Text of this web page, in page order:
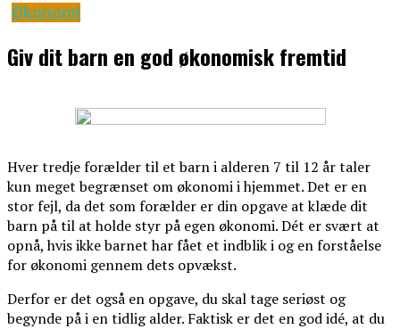
Økonomi
Giv dit barn en god økonomisk fremtid
Hver tredje forælder til et barn i alderen 7 til 12 år taler
kun meget begrænset om økonomi i hjemmet. Det er en
stor fejl, da det som forælder er din opgave at klæde dit
barn på til at holde styr på egen økonomi. Dét er svært at
opnå, hvis ikke barnet har fået et indblik i og en forståelse
for økonomi gennem dets opvækst.
Derfor er det også en opgave, du skal tage seriøst og
begynde på i en tidlig alder. Faktisk er det en god idé, at du